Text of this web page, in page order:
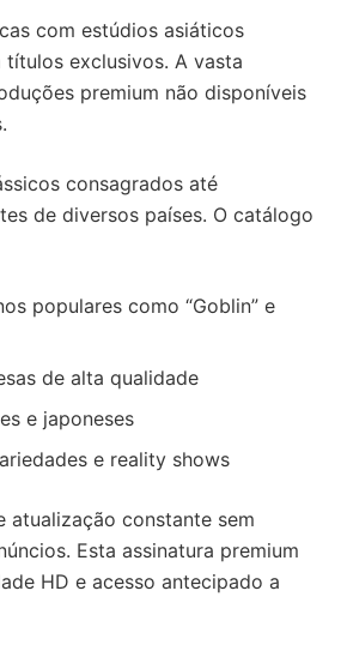
com estúdios asiáticos
títulos exclusivos. A vasta
premium não disponíveis
consagrados até
de diversos países. O catálogo
populares como “Goblin” e
de alta qualidade
e japoneses
e reality shows
atualização constante sem
Esta assinatura premium
HD e acesso antecipado a